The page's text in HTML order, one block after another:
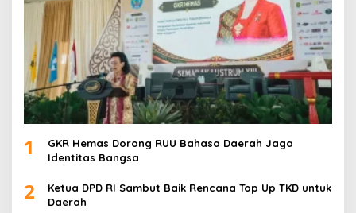
1
GKR Hemas Dorong RUU Bahasa Daerah Jaga
Identitas Bangsa
2
Ketua DPD RI Sambut Baik Rencana Top Up TKD untuk
Daerah